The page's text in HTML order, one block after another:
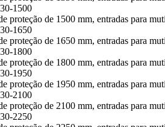
1500
proteção de 1500 mm, entradas para
1650
proteção de 1650 mm, entradas para
1800
proteção de 1800 mm, entradas para
1950
proteção de 1950 mm, entradas para
2100
proteção de 2100 mm, entradas para
2250